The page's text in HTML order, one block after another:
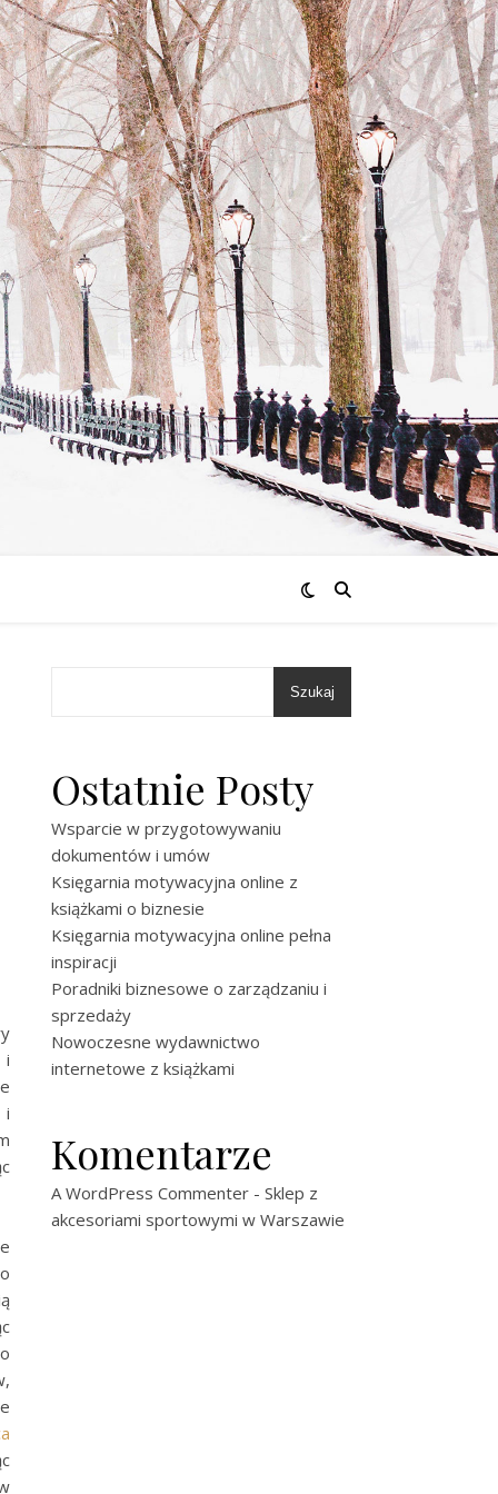
i
i
Szukaj
Ostatnie Posty
Wsparcie w przygotowywaniu
dokumentów i umów
Księgarnia motywacyjna online z
książkami o biznesie
Księgarnia motywacyjna online pełna
inspiracji
Poradniki biznesowe o zarządzaniu i
sprzedaży
Nowoczesne wydawnictwo
internetowe z książkami
Komentarze
A WordPress Commenter - Sklep z
akcesoriami sportowymi w Warszawie